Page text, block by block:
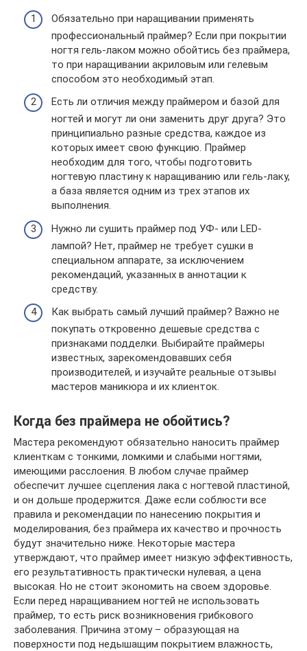
Обязательно при наращивании применять
профессиональный праймер? Если при покрытии
ногтя гель-лаком можно обойтись без праймера,
то при наращивании акриловым или гелевым
способом это необходимый этап.
Есть ли отличия между праймером и базой для
ногтей и могут ли они заменить друг друга? Это
принципиально разные средства, каждое из
которых имеет свою функцию. Праймер
необходим для того, чтобы подготовить
ногтевую пластину к наращиванию или гель-лаку,
а база является одним из трех этапов их
выполнения.
Нужно ли сушить праймер под УФ- или LED-
лампой? Нет, праймер не требует сушки в
специальном аппарате, за исключением
рекомендаций, указанных в аннотации к
средству.
Как выбрать самый лучший праймер? Важно не
покупать откровенно дешевые средства с
признаками подделки. Выбирайте праймеры
известных, зарекомендовавших себя
производителей, и изучайте реальные отзывы
мастеров маникюра и их клиенток.
Когда без праймера не обойтись?
Мастера рекомендуют обязательно наносить праймер
клиенткам с тонкими, ломкими и слабыми ногтями,
имеющими расслоения. В любом случае праймер
обеспечит лучшее сцепления лака с ногтевой пластиной,
и он дольше продержится. Даже если соблюсти все
правила и рекомендации по нанесению покрытия и
моделирования, без праймера их качество и прочность
будут значительно ниже. Некоторые мастера
утверждают, что праймер имеет низкую эффективность,
его результативность практически нулевая, а цена
высокая. Но не стоит экономить на своем здоровье.
Если перед наращиванием ногтей не использовать
праймер, то есть риск возникновения грибкового
заболевания. Причина этому – образующая на
поверхности под недышащим покрытием влажность,